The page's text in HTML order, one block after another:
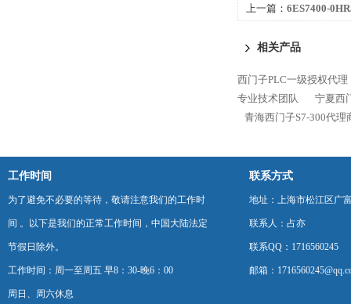
上一篇： 6ES7400-
相关产品
西门子PLC一级授权代理
专业技术团队
宁夏西
青海西门子S7-300代理
工作时间
为了避免不必要的等待，敬请注意我们的工作时
间 。以下是我们的正常工作时间，中国大陆法定
节假日除外。
工作时间：周一至周五 早8：30-晚6：00
周日、周六休息
联系方式
地址：上海市松江区广
联系人：占亦
联系QQ：1716560245
邮箱：